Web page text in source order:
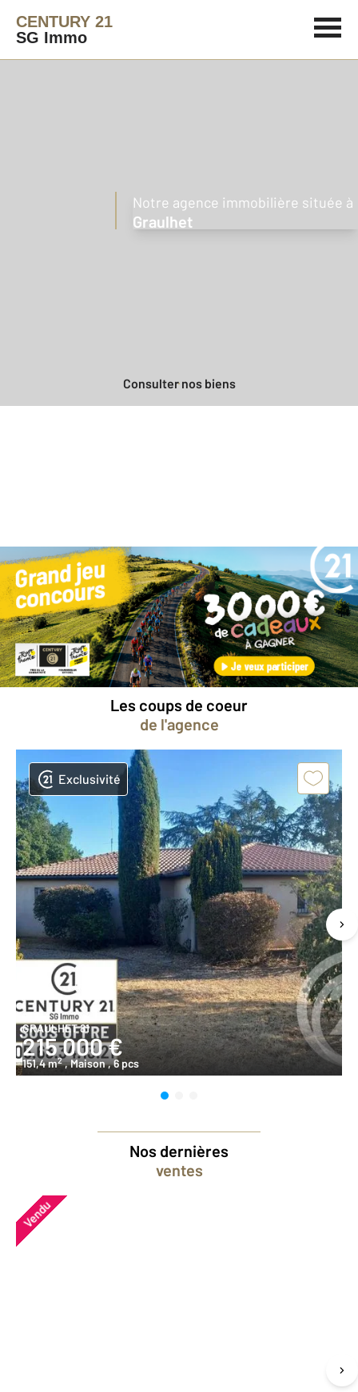
CENTURY 21
SG Immo
Notre agence immobilière située à
Graulhet
Consulter nos biens
Besoin d'une estimation
gratuitepour votre bien ?
Prendre rendez-vous avec un professionnel
Les coups de coeur
de l'agence
Exclusivité
GRAULHET 81
215 000 €
151,4 m2 , Maison, 6 pcs
Nos dernières
ventes
Vendu